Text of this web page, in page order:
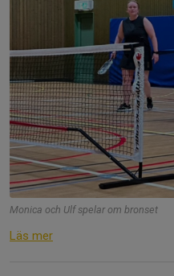
Monica och Ulf spelar om bronset
Läs mer